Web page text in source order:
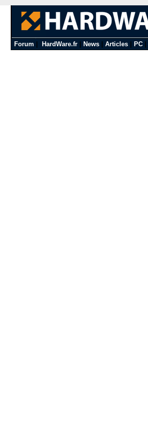
Forum HardWare.fr| News| Articles| PC|